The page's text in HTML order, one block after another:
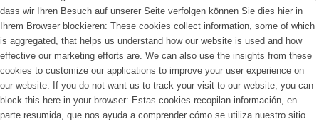
dass wir Ihren Besuch auf unserer Seite verfolgen können Sie dies hier in
Ihrem Browser blockieren: These cookies collect information, some of which
is aggregated, that helps us understand how our website is used and how
effective our marketing efforts are. We can also use the insights from these
cookies to customize our applications to improve your user experience on
our website. If you do not want us to track your visit to our website, you can
block this here in your browser: Estas cookies recopilan información, en
parte resumida, que nos ayuda a comprender cómo se utiliza nuestro sitio